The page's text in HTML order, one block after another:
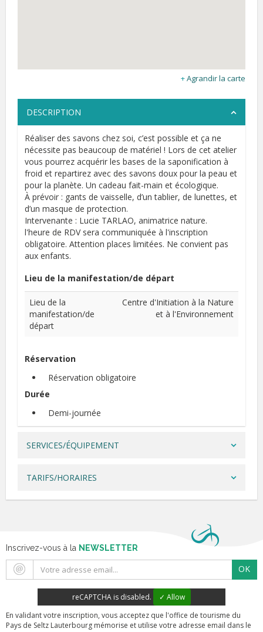
Agrandir la carte
DESCRIPTION
Réaliser des savons chez soi, c’est possible et ça ne
nécessite pas beaucoup de matériel ! Lors de cet atelier
vous pourrez acquérir les bases de la saponification à
froid et repartirez avec des savons doux pour la peau et
pour la planète. Un cadeau fait-main et écologique.
À prévoir : gants de vaisselle, d’un tablier, de lunettes, et
d’un masque de protection.
Intervenante : Lucie TARLAO, animatrice nature.
l'heure de RDV sera communiquée à l'inscription
obligatoire. Attention places limitées. Ne convient pas
aux enfants.
Lieu de la manifestation/de départ
Lieu de la
manifestation/de
départ
Centre d'Initiation à la Nature
et à l'Environnement
Réservation
Réservation obligatoire
Durée
Demi-journée
SERVICES/ÉQUIPEMENT
TARIFS/HORAIRES
Inscrivez-vous à la NEWSLETTER
OK
reCAPTCHA is disabled.
✓ Allow
En validant votre inscription, vous acceptez que l'office de tourisme du
Pays de Seltz Lauterbourg mémorise et utilise votre adresse email dans le